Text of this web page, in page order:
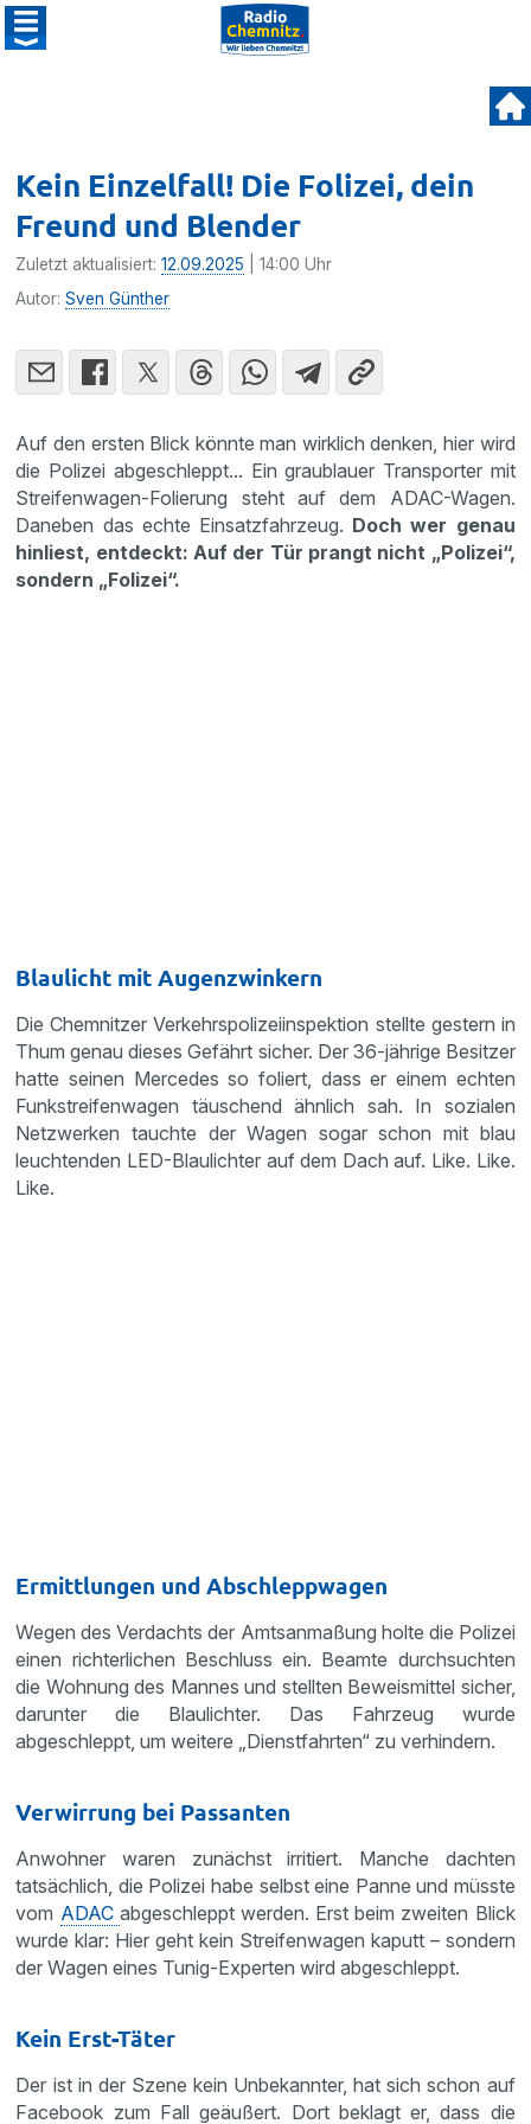
Kein Einzelfall! Die Folizei, dein
Freund und Blender
Zuletzt aktualisiert:12.09.2025 | 14:00 Uhr
Autor:Sven Günther
Auf den ersten Blick könnte man wirklich denken, hier wird
die Polizei abgeschleppt... Ein graublauer Transporter mit
Streifenwagen-Folierung steht auf dem ADAC-Wagen.
Daneben das echte Einsatzfahrzeug. Doch wer genau
hinliest, entdeckt: Auf der Tür prangt nicht „Polizei“,
sondern „Folizei“.
Blaulicht mit Augenzwinkern
Die Chemnitzer Verkehrspolizeiinspektion stellte gestern in
Thum genau dieses Gefährt sicher. Der 36-jährige Besitzer
hatte seinen Mercedes so foliert, dass er einem echten
Funkstreifenwagen täuschend ähnlich sah. In sozialen
Netzwerken tauchte der Wagen sogar schon mit blau
leuchtenden LED-Blaulichter auf dem Dach auf. Like. Like.
Like.
Ermittlungen und Abschleppwagen
Wegen des Verdachts der Amtsanmaßung holte die Polizei
einen richterlichen Beschluss ein. Beamte durchsuchten
die Wohnung des Mannes und stellten Beweismittel sicher,
darunter die Blaulichter. Das Fahrzeug wurde
abgeschleppt, um weitere „Dienstfahrten“ zu verhindern.
Verwirrung bei Passanten
Anwohner waren zunächst irritiert. Manche dachten
tatsächlich, die Polizei habe selbst eine Panne und müsste
vom ADAC abgeschleppt werden. Erst beim zweiten Blick
wurde klar: Hier geht kein Streifenwagen kaputt – sondern
der Wagen eines Tunig-Experten wird abgeschleppt.
Kein Erst-Täter
Der ist in der Szene kein Unbekannter, hat sich schon auf
Facebook zum Fall geäußert. Dort beklagt er, dass die